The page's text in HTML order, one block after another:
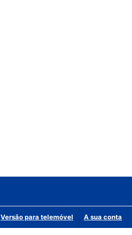
Versão para telemóvel A sua conta